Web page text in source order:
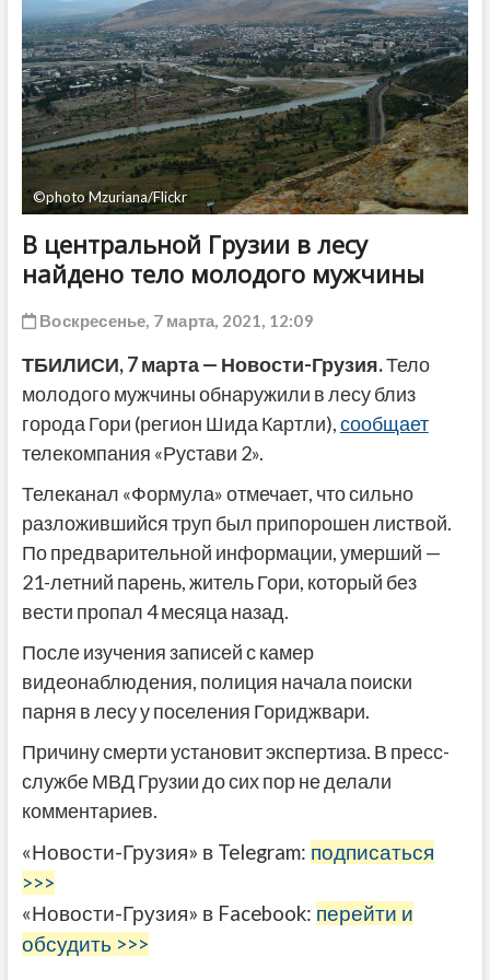
©photo Mzuriana/Flickr
В центральной Грузии в лесу
найдено тело молодого мужчины
Воскресенье, 7 марта, 2021, 12:09
ТБИЛИСИ, 7 марта — Новости-Грузия.Тело
молодого мужчины обнаружили в лесу близ
города Гори (регион Шида Картли),сообщает
телекомпания «Рустави 2».
Телеканал «Формула» отмечает, что сильно
разложившийся труп был припорошен листвой.
По предварительной информации, умерший —
21-летний парень, житель Гори, который без
вести пропал 4 месяца назад.
После изучения записей с камер
видеонаблюдения, полиция начала поиски
парня в лесу у поселения Гориджвари.
Причину смерти установит экспертиза. В пресс-
службе МВД Грузии до сих пор не делали
комментариев.
«Новости-Грузия» в Telegram: подписаться
>>>
«Новости-Грузия» в Facebook: перейти и
обсудить >>>